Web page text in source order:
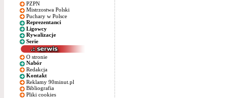
PZPN
Mistrzostwa Polski
Puchary w Polsce
Reprezentanci
Ligowcy
Rywalizacje
Serie
O stronie
Nabór
Redakcja
Kontakt
Reklamy 90minut.pl
Bibliografia
Pliki cookies